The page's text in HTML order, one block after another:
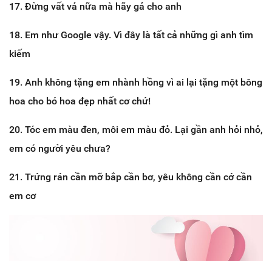
17. Đừng vất vả nữa mà hãy gả cho anh
18. Em như Google vậy. Vì đây là tất cả những gì anh tìm
kiếm
19. Anh không tặng em nhành hồng vì ai lại tặng một bông
hoa cho bó hoa đẹp nhất cơ chứ!
20. Tóc em màu đen, môi em màu đỏ. Lại gần anh hỏi nhỏ,
em có người yêu chưa?
21. Trứng rán cần mỡ bắp cần bơ, yêu không cần cớ cần
em cơ